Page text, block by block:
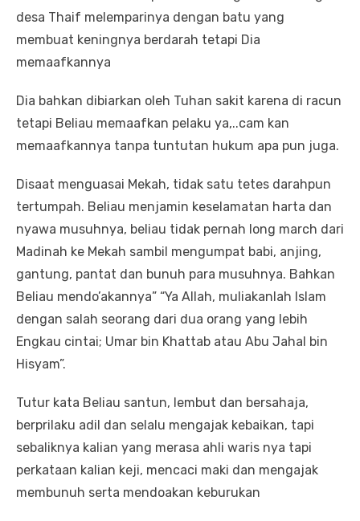
desa Thaif melemparinya dengan batu yang
membuat keningnya berdarah tetapi Dia
memaafkannya
Dia bahkan dibiarkan oleh Tuhan sakit karena di racun
tetapi Beliau memaafkan pelaku ya,..cam kan
memaafkannya tanpa tuntutan hukum apa pun juga.
Disaat menguasai Mekah, tidak satu tetes darahpun
tertumpah. Beliau menjamin keselamatan harta dan
nyawa musuhnya, beliau tidak pernah long march dari
Madinah ke Mekah sambil mengumpat babi, anjing,
gantung, pantat dan bunuh para musuhnya. Bahkan
Beliau mendo’akannya” “Ya Allah, muliakanlah Islam
dengan salah seorang dari dua orang yang lebih
Engkau cintai; Umar bin Khattab atau Abu Jahal bin
Hisyam”.
Tutur kata Beliau santun, lembut dan bersahaja,
berprilaku adil dan selalu mengajak kebaikan, tapi
sebaliknya kalian yang merasa ahli waris nya tapi
perkataan kalian keji, mencaci maki dan mengajak
membunuh serta mendoakan keburukan